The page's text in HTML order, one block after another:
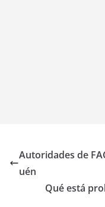
Autoridades de
uén
Qué está